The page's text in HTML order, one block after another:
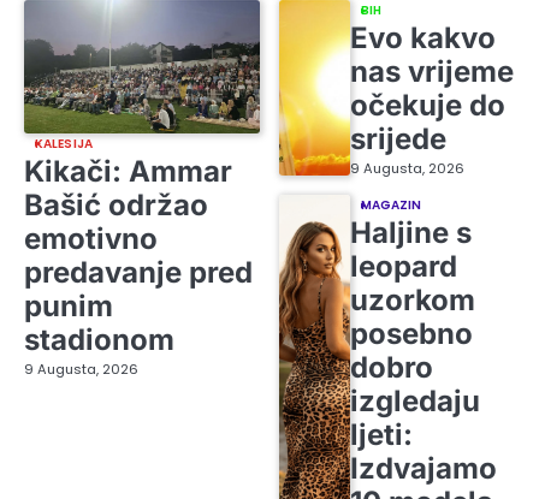
KALESIJA
Kikači: Ammar
Bašić održao
emotivno
predavanje pred
punim
stadionom
9 Augusta, 2026
BIH
Evo kakvo
nas vrijeme
očekuje do
srijede
9 Augusta, 2026
MAGAZIN
Haljine s
leopard
uzorkom
posebno
dobro
izgledaju
ljeti:
Izdvajamo